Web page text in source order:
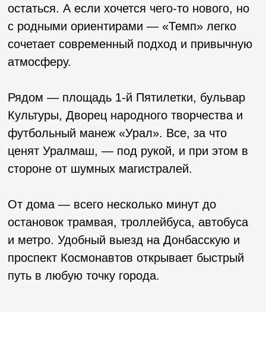
Холлы звучат — в прямом смысле. Музыка,
просто заглянули на минуту, это будет
минута, которую приятно запомнить.
Wi-Fi
саунд-дизайн